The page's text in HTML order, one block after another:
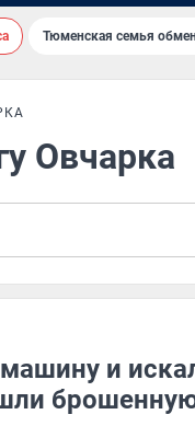
Тюменская семья
Овчарка
и